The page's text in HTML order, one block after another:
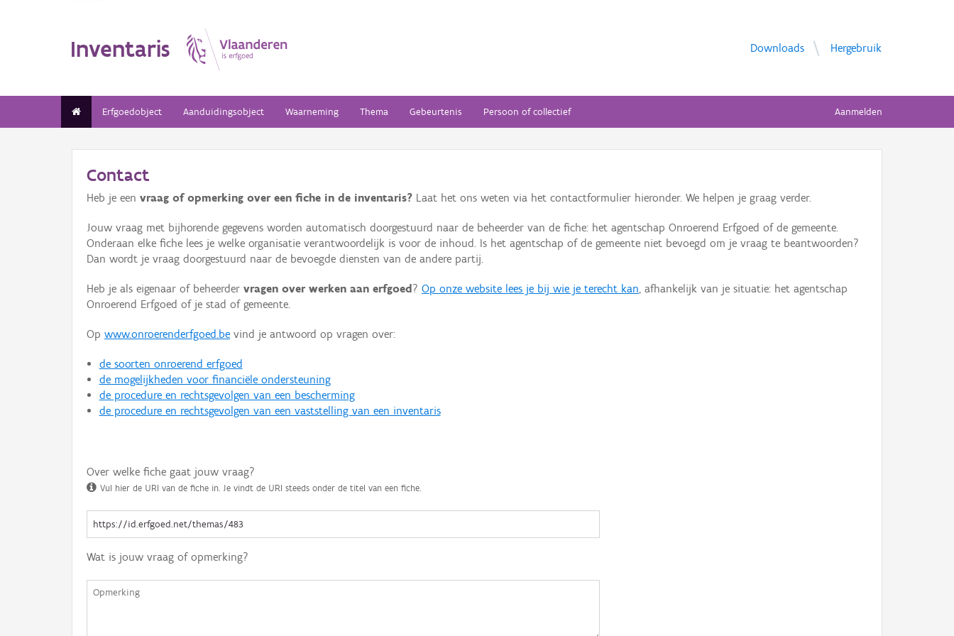
Inventaris Downloads Hergebruik
Erfgoedobject Aanduidingsobject Waarneming Thema Gebeurtenis Persoon of collectief Aanmelden
Contact
Heb je een vraag of opmerking over een fiche in de inventaris? Laat het ons weten via het contactformulier hieronder. We helpen je graag verder.
Jouw vraag met bijhorende gegevens worden automatisch doorgestuurd naar de beheerder van de fiche: het agentschap Onroerend Erfgoed of de gemeente.
Onderaan elke fiche lees je welke organisatie verantwoordelijk is voor de inhoud. Is het agentschap of de gemeente niet bevoegd om je vraag te beantwoorden?
Dan wordt je vraag doorgestuurd naar de bevoegde diensten van de andere partij.
Heb je als eigenaar of beheerder vragen over werken aan erfgoed ? Op onze website lees je bij wie je terecht kan, afhankelijk van je situatie: het agentschap
Onroerend Erfgoed of je stad of gemeente.
Op www.onroerenderfgoed.be vind je antwoord op vragen over:
de soorten onroerend erfgoed
de mogelijkheden voor financiële ondersteuning
de procedure en rechtsgevolgen van een bescherming
de procedure en rechtsgevolgen van een vaststelling van een inventaris
Over welke fiche gaat jouw vraag?
Vul hier de URI van de fiche in. Je vindt de URI steeds onder de titel van een fiche.
Wat is jouw vraag of opmerking?